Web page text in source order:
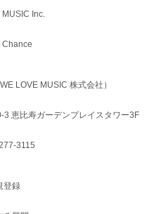
MUSIC Inc.
Chance
LOVE MUSIC 株式会社）
恵比寿ガーデンプレイスタワー3F
3115
登録